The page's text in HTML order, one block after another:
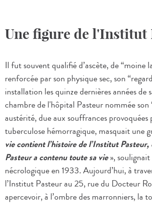
Une figure de l'Institut
Il fut souvent qualifié d’ascète, de “moine
renforcée par son physique sec, son
installation les quinze dernières années de
chambre de l'hôpital Pasteur nommée son
austérité, due aux souffrances provoquées
tuberculose hémorragique, masquait une
vie contient l’histoire de l’Institut
Pasteur a contenu toute sa vie»,
nécrologique en 1933. Aujourd’hui, à
l’Institut Pasteur au 25, rue du Docteur
apercevoir, à l’ombre des marronniers, la